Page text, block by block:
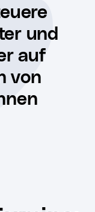
und
auf
von